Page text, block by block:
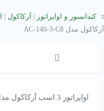
کندانسور و اواپراتور آرکاکول
آرکاکول مدل AC-140-3-C8
اواپراتور 3 اسب آرکاکول مدل AC-140-3-C8